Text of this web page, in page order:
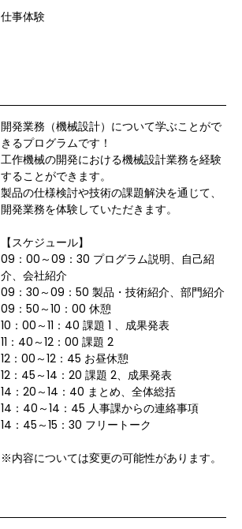
仕事体験
開発業務（機械設計）について学ぶことがで
きるプログラムです！
工作機械の開発における機械設計業務を経験
することができます。
製品の仕様検討や技術の課題解決を通じて、
開発業務を体験していただきます。
【スケジュール】
09：00～09：30 プログラム説明、自己紹
介、会社紹介
09：30～09：50 製品・技術紹介、部門紹介
09：50～10：00 休憩
10：00～11：40 課題 1 、成果発表
11：40～12：00 課題 2
12：00～12：45 お昼休憩
12：45～14：20 課題 2、成果発表
14：20～14：40 まとめ、全体総括
14：40～14：45 人事課からの連絡事項
14：45～15：30 フリートーク
※内容については変更の可能性があります。